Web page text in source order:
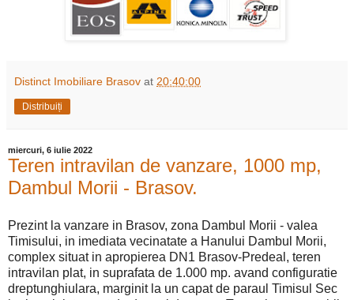
Distinct Imobiliare Brasov at 20:40:00
Distribuiți
miercuri, 6 iulie 2022
Teren intravilan de vanzare, 1000 mp,
Dambul Morii - Brasov.
Prezint la vanzare in Brasov, zona Dambul Morii - valea
Timisului, in imediata vecinatate a Hanului Dambul Morii,
complex situat in apropierea DN1 Brasov-Predeal, teren
intravilan plat, in suprafata de 1.000 mp. avand configuratie
dreptunghiulara, marginit la un capat de paraul Timisul Sec